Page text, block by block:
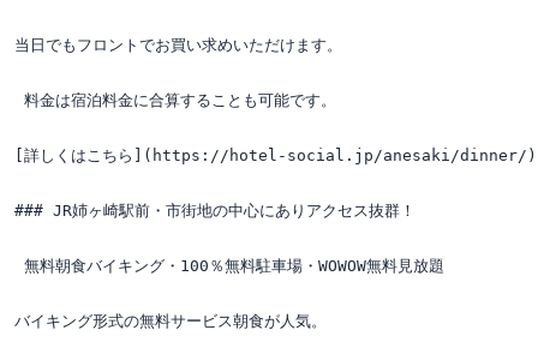
当日でもフロントでお買い求めいただけます。
料金は宿泊料金に合算することも可能です。
[詳しくはこちら](https://hotel-social.jp/anesaki/dinner/)![Image
### JR姉ヶ崎駅前・市街地の中心にありアクセス抜群！
無料朝食バイキング・100％無料駐車場・WOWOW無料見放題
バイキング形式の無料サービス朝食が人気。